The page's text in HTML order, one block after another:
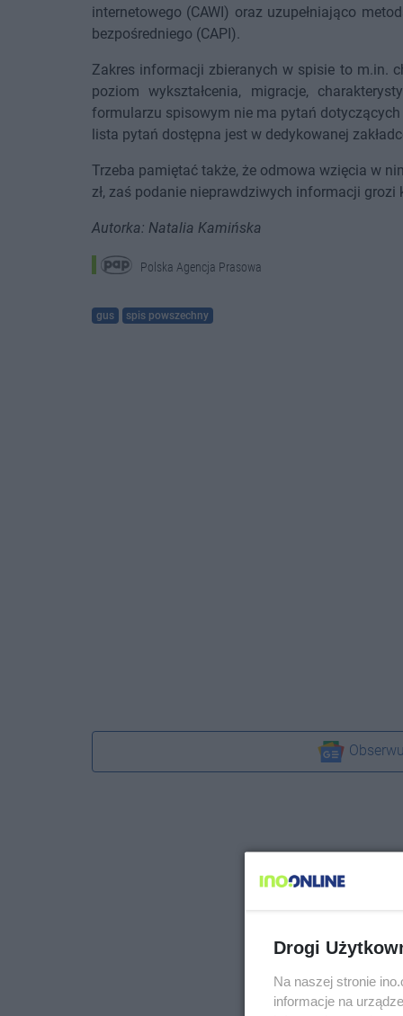
internetowego (CAWI) oraz uzupełniająco
bezpośredniego (CAPI).
Zakres informacji zbieranych w spisie to m.in.
poziom wykształcenia, migracje,
formularzu spisowym nie ma pytań
lista pytań dostępna jest w dedykowanej
Trzeba pamiętać także, że odmowa wzięcia w
zł, zaś podanie nieprawdziwych informacji
Autorka: Natalia Kamińska
Polska Agencja Prasowa
gus spis powszechny
Drogi
Na naszej stronie
informacje na